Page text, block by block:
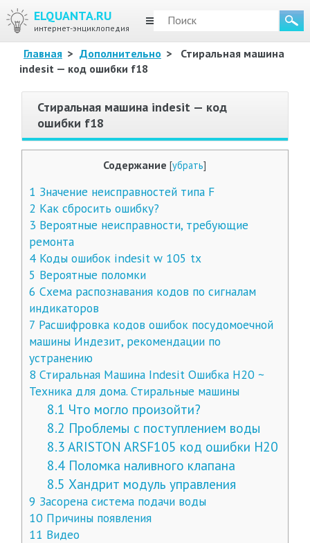
ELQUANTA.RU
интернет-энциклопедия
МЕНЮ
Главная > Дополнительно >
Стиральная машина
indesit — код ошибки f18
Стиральная машина indesit — код
ошибки f18
Содержание [убрать]
1 Значение неисправностей типа F
2 Как сбросить ошибку?
3 Вероятные неисправности, требующие
ремонта
4Коды ошибок indesit w 105 tx
5 Вероятные поломки
6 Схема распознавания кодов по сигналам
индикаторов
7 Расшифровка кодов ошибок посудомоечной
машины Индезит, рекомендации по
устранению
8 Стиральная Машина Indesit Ошибка H20 ~
Техника для дома. Стиральные машины
8.1 Что могло произойти?
8.2 Проблемы с поступлением воды
8.3 ARISTON ARSF105 код ошибки H20
8.4 Поломка наливного клапана
8.5 Хандрит модуль управления
9 Засорена система подачи воды
10Причины появления
11 Видео